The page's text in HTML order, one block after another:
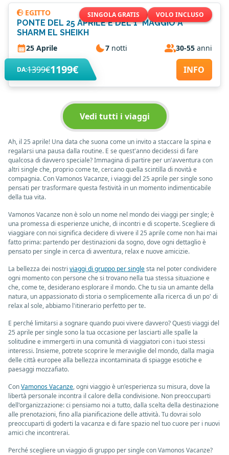
SINGOLA GRATIS VOLO INCLUSO
EGITTO
PONTE DEL 25 APRILE E DEL 1° MAGGIO A
SHARM EL SHEIKH
25 Aprile
7notti 30-55 anni
DA:1399€1199€ INFO
Vedi tutti i viaggi
Ah, il 25 aprile! Una data che suona come un invito a staccare la spina e
regalarsi una pausa dalla routine. E se quest'anno decidessi di fare
qualcosa di davvero speciale? Immagina di partire per un'avventura con
altri single che, proprio come te, cercano quella scintilla di novità e
compagnia. Con Vamonos Vacanze, i viaggi del 25 aprile per single sono
pensati per trasformare questa festività in un momento indimenticabile
della tua vita.
Vamonos Vacanze non è solo un nome nel mondo dei viaggi per single; è
una promessa di esperienze uniche, di incontri e di scoperte. Scegliere di
viaggiare con noi significa decidere di vivere il 25 aprile come non hai mai
fatto prima: partendo per destinazioni da sogno, dove ogni dettaglio è
pensato per single in cerca di avventura, relax e nuove amicizie.
La bellezza dei nostri viaggi di gruppo per singlesta nel poter condividere
ogni momento con persone che si trovano nella tua stessa situazione e
che, come te, desiderano esplorare il mondo. Che tu sia un amante della
natura, un appassionato di storia o semplicemente alla ricerca di un po' di
relax al sole, abbiamo l'itinerario perfetto per te.
E perché limitarsi a sognare quando puoi vivere davvero? Questi viaggi del
25 aprile per single sono la tua occasione per lasciarti alle spalle la
solitudine e immergerti in una comunità di viaggiatori con i tuoi stessi
interessi. Insieme, potrete scoprire le meraviglie del mondo, dalla magia
delle città europee alla bellezza incontaminata di spiagge esotiche e
paesaggi mozzafiato.
ConVamonos Vacanze, ogni viaggio è un'esperienza su misura, dove la
libertà personale incontra il calore della condivisione. Non preoccuparti
dell'organizzazione: ci pensiamo noi a tutto, dalla scelta della destinazione
alle prenotazioni, fino alla pianificazione delle attività. Tu dovrai solo
preoccuparti di goderti la vacanza e di fare spazio nel tuo cuore per i nuovi
amici che incontrerai.
Perché scegliere un viaggio di gruppo per single con Vamonos Vacanze?